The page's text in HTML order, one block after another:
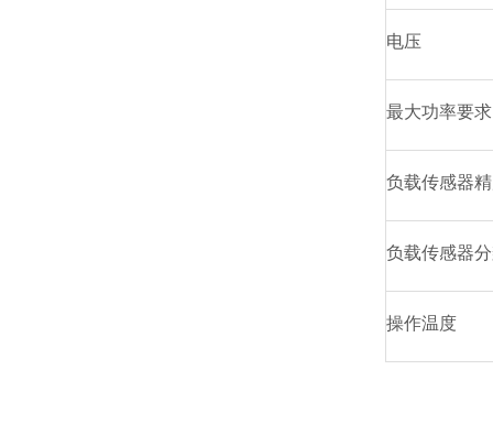
电压
最大功率要
负载传感器
负载传感器
操作温度